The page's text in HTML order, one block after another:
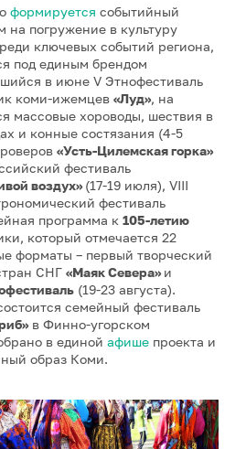
формируется событийный
на погружение в культуру
ключевых событий региона,
под единым брендом
в июне V Этнофестиваль
коми-ижемцев «Луд», на
массовые хороводы, шествия в
и конные состязания (4-5
«Усть-Цилемская горка»
фестиваль
воздух»(17-19 июля), VIII
фестиваль
программа к 105-летию
который отмечается 22
форматы – первый творческий
СНГ «Маяк Севера»и
(19-23 августа).
семейный фестиваль
в Финно-угорском
в единой афише проекта и
образ Коми.